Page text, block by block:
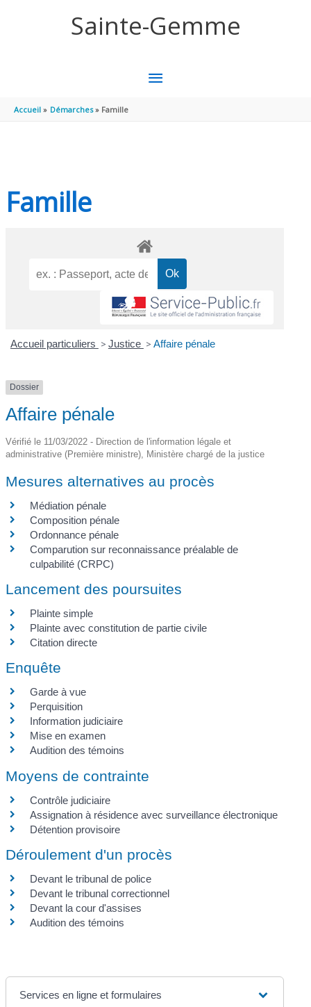
Sainte-Gemme
MENU
Accueil Démarches Famille
Famille
Accueil particuliers > Justice > Affaire pénale
Dossier
Affaire pénale
Vérifié le 11/03/2022 - Direction de l'information légale et
administrative (Première ministre), Ministère chargé de la justice
Mesures alternatives au procès
Médiation pénale
Composition pénale
Ordonnance pénale
Comparution sur reconnaissance préalable de
culpabilité (CRPC)
Lancement des poursuites
Plainte simple
Plainte avec constitution de partie civile
Citation directe
Enquête
Garde à vue
Perquisition
Information judiciaire
Mise en examen
Audition des témoins
Moyens de contrainte
Contrôle judiciaire
Assignation à résidence avec surveillance électronique
Détention provisoire
Déroulement d'un procès
Devant le tribunal de police
Devant le tribunal correctionnel
Devant la cour d'assises
Audition des témoins
Services en ligne et formulaires